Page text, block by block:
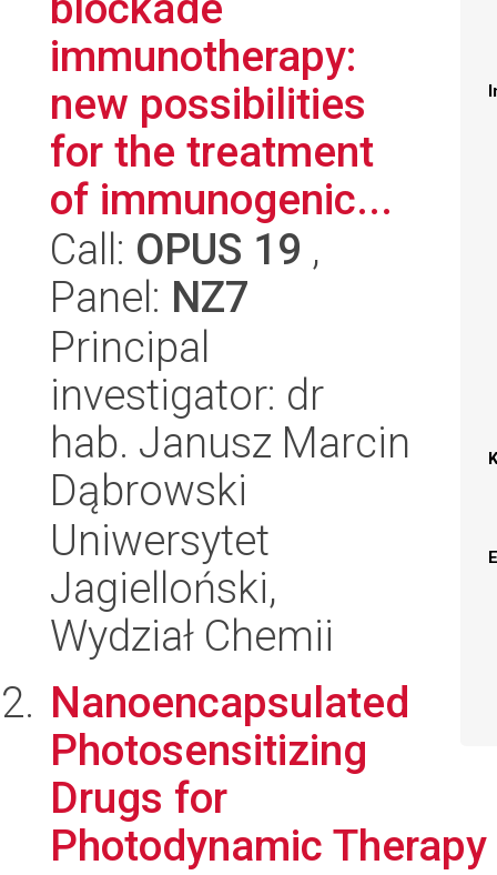
immunotherapy:
new possibilities
for the treatment
of immunogenic...
Call: OPUS 19 ,
Panel: NZ7
Principal
investigator: dr
hab. Janusz Marcin
Dąbrowski
Uniwersytet
Jagielloński,
Wydział Chemii
Nanoencapsulated
Photosensitizing
Drugs for
Photodynamic